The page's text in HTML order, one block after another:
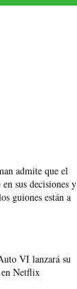
admite que el
sus decisiones y
guiones están a
VI lanzará su
en Netflix